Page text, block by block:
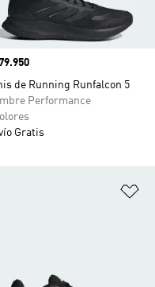
de Running Runfalcon 5
Performance
Gratis